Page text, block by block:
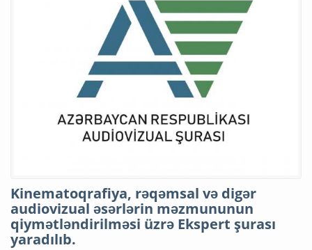
Kinematoqrafiya, rəqəmsal və digər
audiovizual əsərlərin məzmununun
qiymətləndirilməsi üzrə Ekspert şurası
yaradılıb.